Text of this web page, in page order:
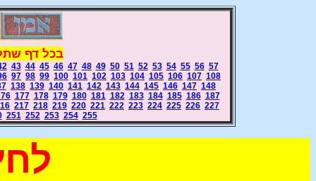
בכל דף
43 44 45 46 47 48 49 50 51 52 53 54 55 56 57
97 98 99 100 101 102 103 104 105 106 107 108
138 139 140 141 142 143 144 145 146 147 148
177 178 179 180 181 182 183 184 185 186 187
217 218 219 220 221 222 223 224 225 226 227
251 252 253 254 255